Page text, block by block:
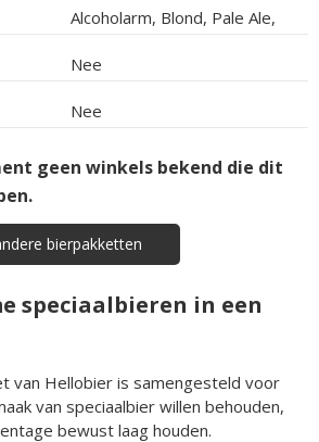
Alcoholarm, Blond, Pale Ale,
Dubbel, Winterbier, Lager
Nee
Nee
geen winkels bekend die dit
bierpakketten
speciaalbieren in een
van Hellobier is samengesteld voor
van speciaalbier willen behouden,
bewust laag houden.